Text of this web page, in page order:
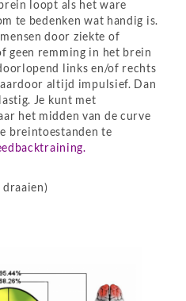
loopt als het ware
te bedenken wat handig is.
door ziekte of
geen remming in het brein
links en/of rechts
altijd impulsief. Dan
Je kunt met
het midden van de curve
breintoestanden te